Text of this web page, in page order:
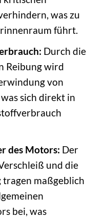
was zu
führt.
Durch die
Reibung wird
von
sich direkt in
des Motors: Der
und die
tragen maßgeblich
bei, was